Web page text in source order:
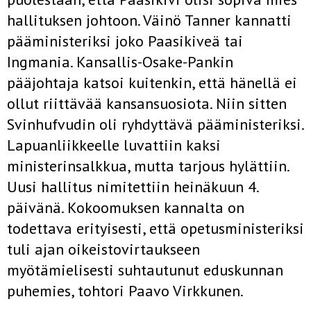
hallituksen johtoon. Väinö Tanner kannatti
pääministeriksi joko Paasikiveä tai
Ingmania. Kansallis-Osake-Pankin
pääjohtaja katsoi kuitenkin, että hänellä ei
ollut riittävää kansansuosiota. Niin sitten
Svinhufvudin oli ryhdyttävä pääministeriksi.
Lapuanliikkeelle luvattiin kaksi
ministerinsalkkua, mutta tarjous hylättiin.
Uusi hallitus nimitettiin heinäkuun 4.
päivänä. Kokoomuksen kannalta on
todettava erityisesti, että opetusministeriksi
tuli ajan oikeistovirtaukseen
myötämielisesti suhtautunut eduskunnan
puhemies, tohtori Paavo Virkkunen.